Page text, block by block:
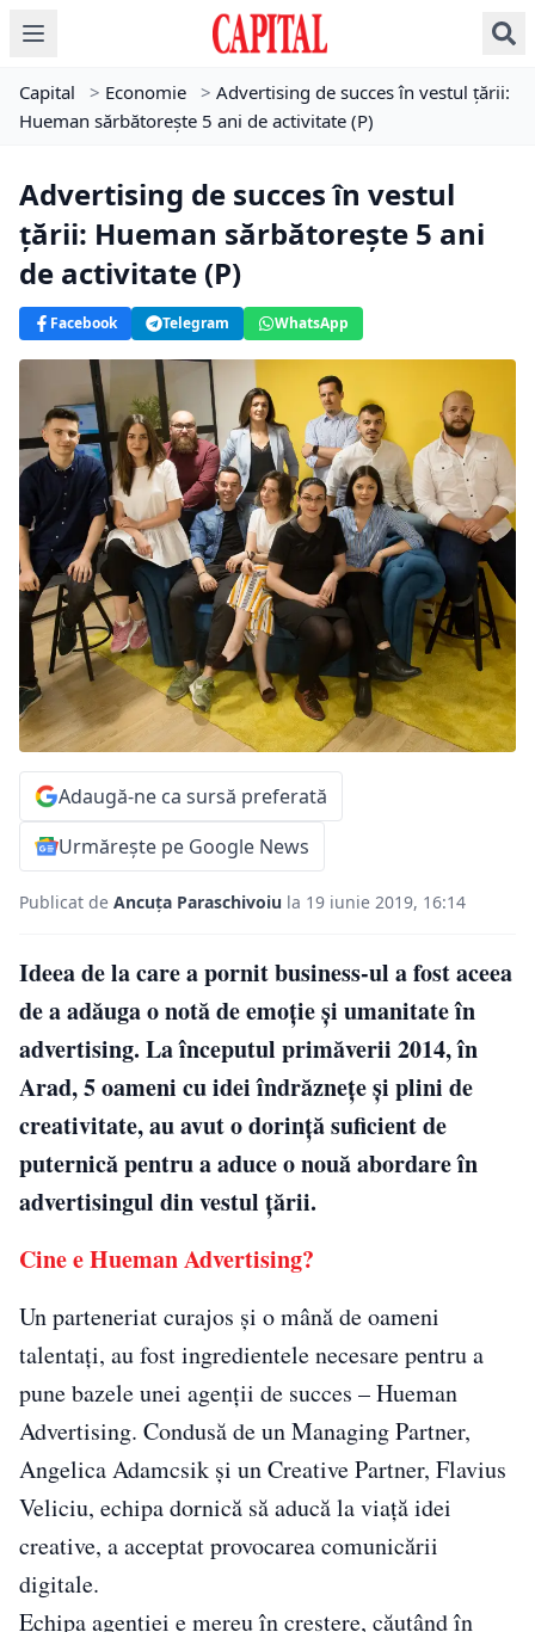
Capital > Economie > Advertising de succes în vestul țării:
Hueman sărbătorește 5 ani de activitate (P)
Advertising de succes în vestul
țării: Hueman sărbătorește 5 ani
de activitate (P)
Facebook Telegram WhatsApp
Adaugă-ne ca sursă preferată
Urmărește pe Google News
Publicat de Ancuța Paraschivoiu la 19 iunie 2019, 16:14
Ideea de la care a pornit business-ul a fost aceea
de a adăuga o notă de emoție și umanitate în
advertising. La începutul primăverii 2014, în
Arad, 5 oameni cu idei îndrăznețe și plini de
creativitate, au avut o dorință suficient de
puternică pentru a aduce o nouă abordare în
advertisingul din vestul țării.
Cine e Hueman Advertising?
Un parteneriat curajos și o mână de oameni
talentați, au fost ingredientele necesare pentru a
pune bazele unei agenții de succes – Hueman
Advertising. Condusă de un Managing Partner,
Angelica Adamcsik și un Creative Partner, Flavius
Veliciu, echipa dornică să aducă la viață idei
creative, a acceptat provocarea comunicării
digitale.
Echipa agenției e mereu în creștere, căutând în